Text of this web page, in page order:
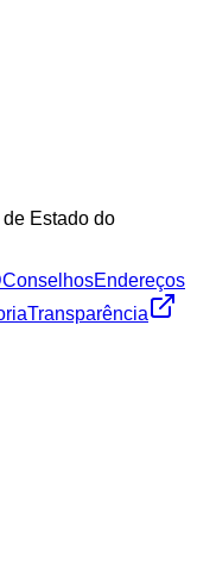
Estado do
ConselhosEndereços
Transparência